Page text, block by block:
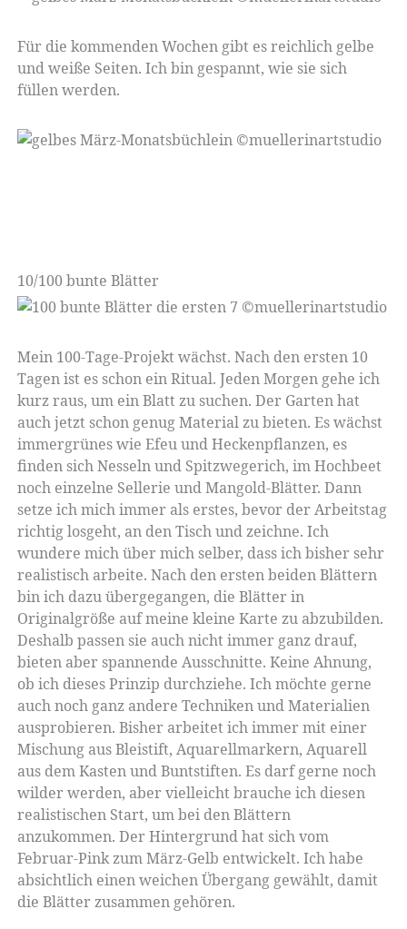
Für die kommenden Wochen gibt es reichlich gelbe
und weiße Seiten. Ich bin gespannt, wie sie sich
füllen werden.
10/100 bunte Blätter
Mein 100-Tage-Projekt wächst. Nach den ersten 10
Tagen ist es schon ein Ritual. Jeden Morgen gehe ich
kurz raus, um ein Blatt zu suchen. Der Garten hat
auch jetzt schon genug Material zu bieten. Es wächst
immergrünes wie Efeu und Heckenpflanzen, es
finden sich Nesseln und Spitzwegerich, im Hochbeet
noch einzelne Sellerie und Mangold-Blätter. Dann
setze ich mich immer als erstes, bevor der Arbeitstag
richtig losgeht, an den Tisch und zeichne. Ich
wundere mich über mich selber, dass ich bisher sehr
realistisch arbeite. Nach den ersten beiden Blättern
bin ich dazu übergegangen, die Blätter in
Originalgröße auf meine kleine Karte zu abzubilden.
Deshalb passen sie auch nicht immer ganz drauf,
bieten aber spannende Ausschnitte. Keine Ahnung,
ob ich dieses Prinzip durchziehe. Ich möchte gerne
auch noch ganz andere Techniken und Materialien
ausprobieren. Bisher arbeitet ich immer mit einer
Mischung aus Bleistift, Aquarellmarkern, Aquarell
aus dem Kasten und Buntstiften. Es darf gerne noch
wilder werden, aber vielleicht brauche ich diesen
realistischen Start, um bei den Blättern
anzukommen. Der Hintergrund hat sich vom
Februar-Pink zum März-Gelb entwickelt. Ich habe
absichtlich einen weichen Übergang gewählt, damit
die Blätter zusammen gehören.